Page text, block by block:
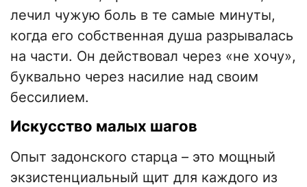
лечил чужую боль в те самые минуты,
когда его собственная душа разрывалась
на части. Он действовал через «не хочу»,
буквально через насилие над своим
бессилием.
​Искусство малых шагов
​Опыт задонского старца – это мощный
экзистенциальный щит для каждого из